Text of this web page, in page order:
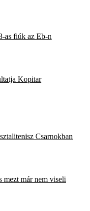
as fiúk az Eb-n
Kopitar
Csarnokban
már nem viseli